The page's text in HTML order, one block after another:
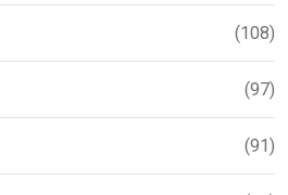
(108)
(97)
(91)